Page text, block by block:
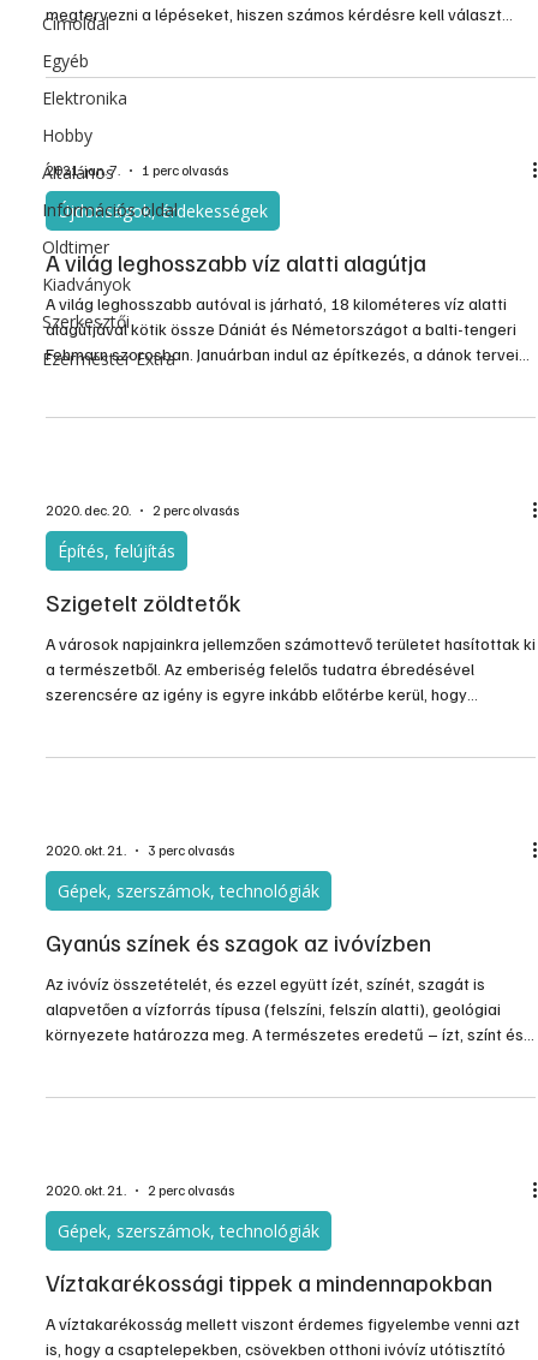
Címoldal
Egyéb
Elektronika
Hobby
Általános
Információs oldal
Oldtimer
Kiadványok
Szerkesztői
Ezermester Extra
megtervezni a lépéseket, hiszen számos kérdésre kell választ
így a fából készült burkolat legyen hangsúlyosabb? Milyen bútort
válasszunk? De talán még ennél is fontosabb témakör, hogy
2021. jan. 7. 1 perc olvasás
Újdonságok, érdekességek
A világ leghosszabb víz alatti alagútja
A világ leghosszabb autóval is járható, 18 kilométeres víz alatti
alagútjával kötik össze Dániát és Németországot a balti-tengeri
Fehmarn szorosban. Januárban indul az építkezés, a dánok tervei
2020. dec. 20. 2 perc olvasás
Építés, felújítás
Szigetelt zöldtetők
A városok napjainkra jellemzően számottevő területet hasítottak ki
a természetből. Az emberiség felelős tudatra ébredésével
szerencsére az igény is egyre inkább előtérbe kerül, hogy
2020. okt. 21. 3 perc olvasás
Gépek, szerszámok, technológiák
Gyanús színek és szagok az ivóvízben
Az ivóvíz összetételét, és ezzel együtt ízét, színét, szagát is
alapvetően a vízforrás típusa (felszíni, felszín alatti), geológiai
környezete határozza meg. A természetes eredetű – ízt, színt és
2020. okt. 21. 2 perc olvasás
Gépek, szerszámok, technológiák
Víztakarékossági tippek a mindennapokban
A víztakarékosság mellett viszont érdemes figyelembe venni azt
is, hogy a csaptelepekben, csövekben otthoni ivóvíz utótisztító